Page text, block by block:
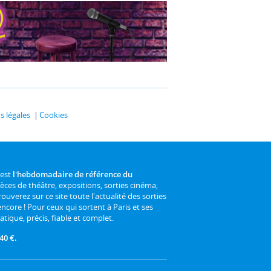
légales Cookies
l'hebdomadaire de référence du
de théâtre, expositions, sorties cinéma,
sur ce site toute l'actualité des sorties
! Pour ceux qui sortent à Paris et ses
précis, fiable et complet.
€.